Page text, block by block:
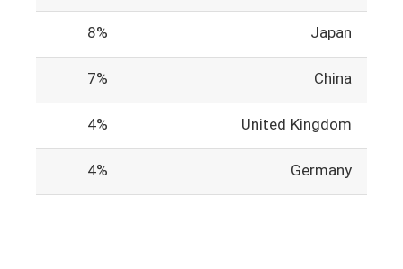
Japan
8%
China
7%
United Kingdom
4%
Germany
4%